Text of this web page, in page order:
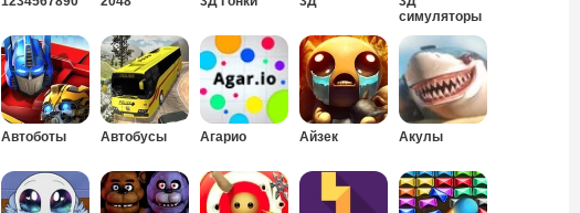
симуляторы
Автоботы Автобусы Агарио Айзек Акулы